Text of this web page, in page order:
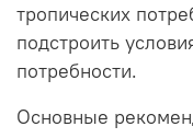
тропических
подстроить
потребности.
Основные